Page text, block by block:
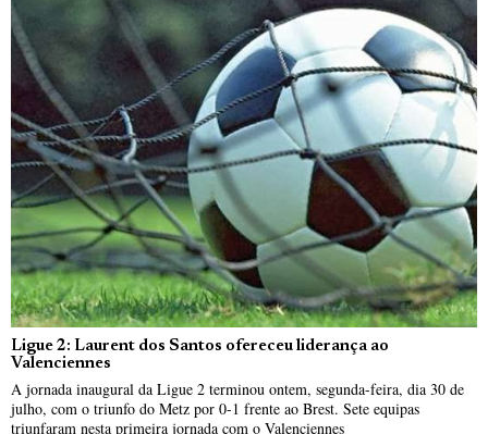
Ligue 2: Laurent dos Santos ofereceu liderança ao
Valenciennes
A jornada inaugural da Ligue 2 terminou ontem, segunda-feira, dia 30 de
julho, com o triunfo do Metz por 0-1 frente ao Brest. Sete equipas
triunfaram nesta primeira jornada com o Valenciennes